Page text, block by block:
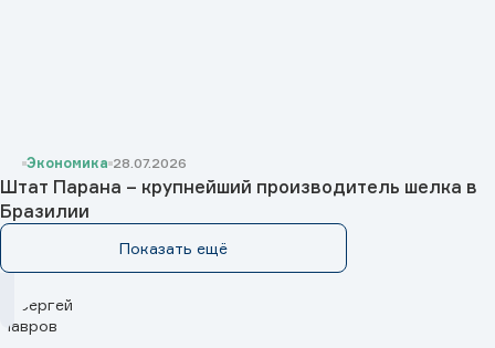
Экономика 28.07.2026
Штат Парана – крупнейший производитель шелка в
Бразилии
Показать ещё